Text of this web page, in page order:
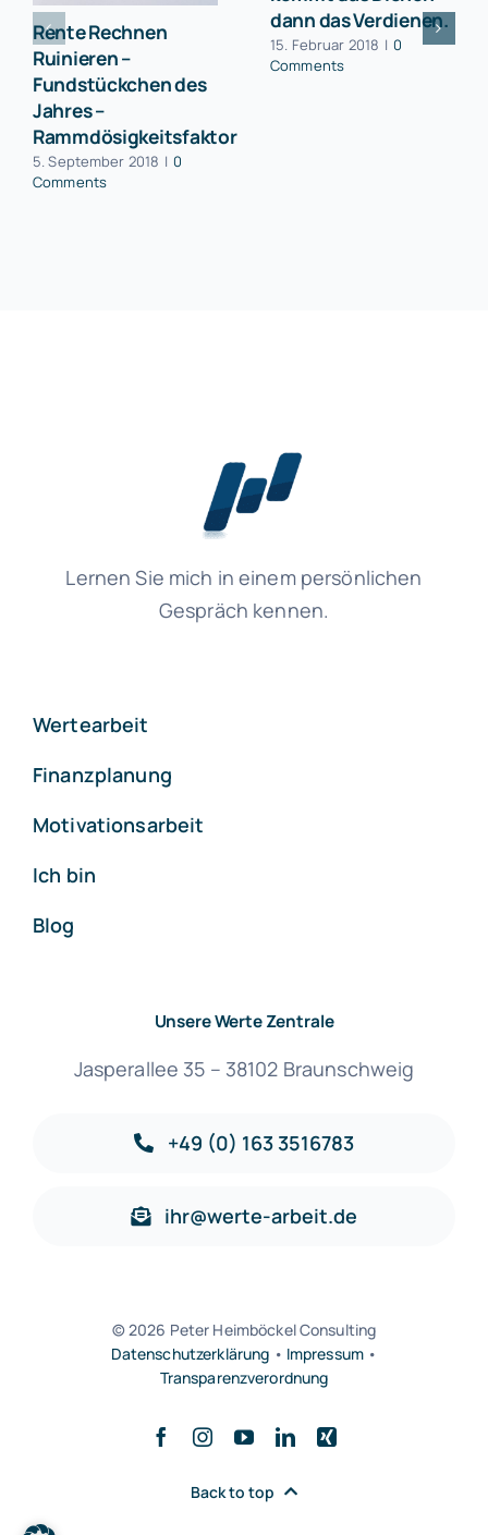
Rente Rechnen
Ruinieren –
Fundstückchen des
Jahres –
Rammdösigkeitsfaktor
5. September 2018 | 0
Comments
dann das Verdienen.
15. Februar 2018 | 0
Comments
Lernen Sie mich in einem persönlichen
Gespräch kennen.
Wertearbeit
Finanzplanung
Motivationsarbeit
Ich bin
Blog
Unsere Werte Zentrale
Jasperallee 35 – 38102 Braunschweig
+49 (0) 163 3516783
ihr@werte-arbeit.de
© 2026 Peter Heimböckel Consulting
Datenschutzerklärung • Impressum •
Transparenzverordnung
Back to top